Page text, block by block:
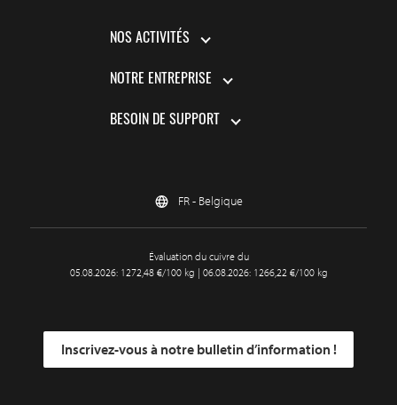
NOS ACTIVITÉS
NOTRE ENTREPRISE
BESOIN DE SUPPORT
FR - Belgique
Évaluation du cuivre du
05.08.2026: 1272,48 €/100 kg | 06.08.2026: 1266,22 €/100 kg
Inscrivez-vous à notre bulletin d’information !